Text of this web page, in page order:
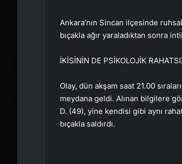
Ankara’nın Sincan ilçesinde
bıçakla ağır yaraladıktan sonra
İKİSİNİN DE PSİKOLOJİK
Olay, dün akşam saat 21.00
meydana geldi. Alınan bilgilere
D. (49), yine kendisi gibi aynı
bıçakla saldırdı.